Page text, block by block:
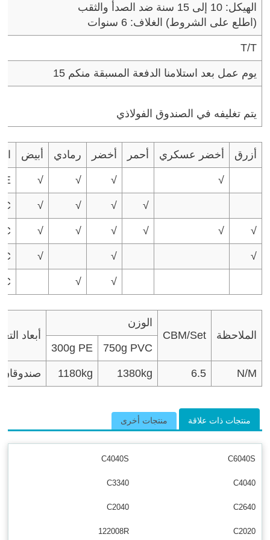
الهيكل: 10 إلى 15 سنة ضد الصدأ والثقب
(اطلع على الشروط)
T/T
15 يوم عمل بعد استلامنا الدفعة المسبقة منكم
يتم تغليفه في الصندوق الفولاذي
أبيض رمادي أخضر أحمر أخضر عسكري أزرق
√ √ √ √
√ √ √ √
√ √ √ √ √ √
√ √ √
√ √
أبعاد
الوزن
CBM/Set
الملاحظة
300g PE
750g PVC
3.12*1.1*0.9m صندوقان 1180kg 1380kg 6.5 N/M
منتجات ذات علاقة منتجات أخرى
C6040S
C4040S
C4040
C3340
C2640
C2040
C2020
122008R